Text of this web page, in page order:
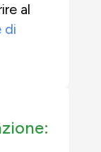
al
di